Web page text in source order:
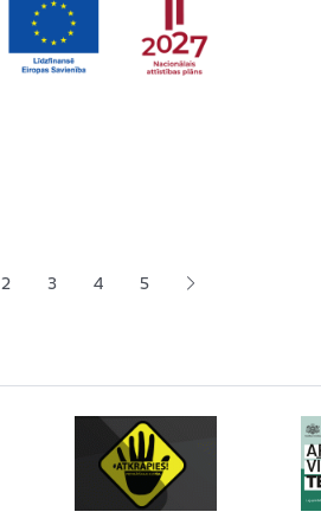
lapa
Lapa
2 Lapa
3 Lapa
4 Lapa
5